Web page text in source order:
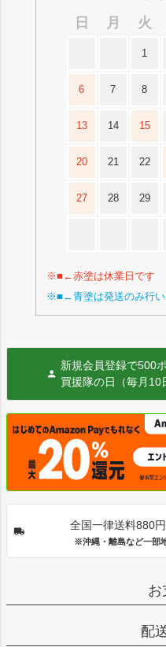
日
月 火
1
6 7 8
13 14 15
20 21 22
27 28 29
※■←赤塗は休業日です
※■←青塗は発送のみ行い
新規会員登録で500
買援隊の日（毎月10
全国一律送料880
※沖縄・離島など一部
お
配